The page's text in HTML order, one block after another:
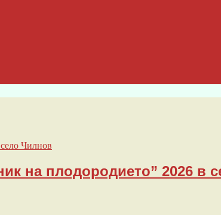
на плодородието” 2026 в